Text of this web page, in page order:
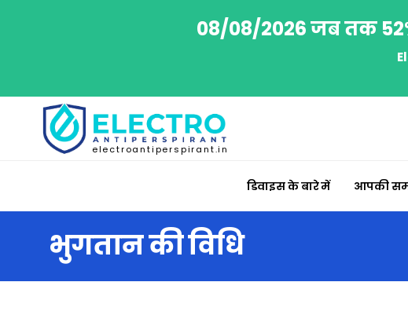
08/08/2026 जब तक
electroantiperspirant.in
डिवाइस के बारे में आपकी
भुगतान की विधि